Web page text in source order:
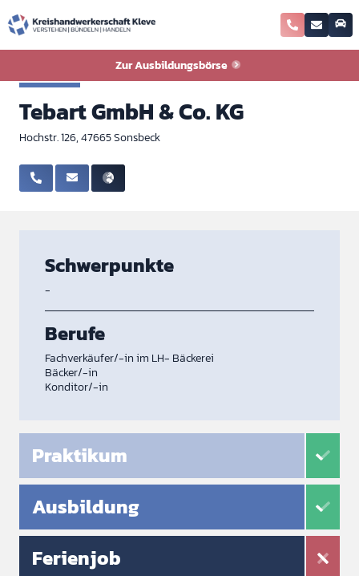
Zur Ausbildungsbörse
Zurück zur Ausbildungsbörse
Tebart GmbH & Co. KG
Hochstr. 126, 47665 Sonsbeck
Schwerpunkte
-
Berufe
Fachverkäufer/-in im LH- Bäckerei
Bäcker/-in
Konditor/-in
Praktikum
Ausbildung
Ferienjob